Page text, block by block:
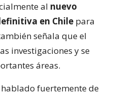
al nuevo
en Chile para
señala que el
investigaciones y se
áreas.
fuertemente de